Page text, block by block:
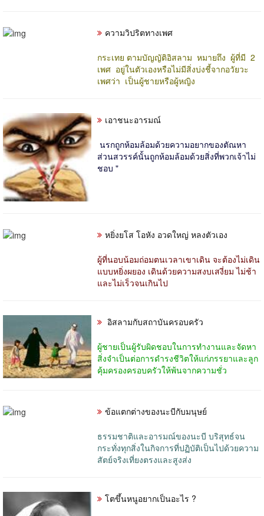
ความวิปริตทางเพศ
กระเทย ตามบัญญัติอิสลาม หมายถึง ผู้ที่มี 2
เพศ อยู่ในตัวเองหรือไม่มีสิ่งบ่งชี้จากอวัยวะ
เพศว่า เป็นผู้ชายหรือผู้หญิง
เอาชนะอารมณ์
นรกถูกห้อมล้อมด้วยความอยากของตัณหา
ส่วนสวรรค์นั้นถูกห้อมล้อมด้วยสิ่งที่พวกเจ้าไม่
ชอบ "
หยิ่งยโส โอหัง อวดใหญ่ หลงตัวเอง
ผู้ที่นอบน้อมถ่อมตนเวลาเขาเดิน จะต้องไม่เดิน
แบบหยิ่งผยอง เดินด้วยความสงบเสงี่ยม ไม่ช้า
และไม่เร็วจนเกินไป
อิสลามกับสถาบันครอบครัว
ผู้ชายเป็นผู้รับผิดชอบในการทำงานและจัดหา
สิ่งจำเป็นต่อการดำรงชีวิตให้แก่ภรรยาและลูก
คุ้มครองครอบครัวให้พ้นจากความชั่ว
ข้อแตกต่างของนะบีกับมนุษย์
ธรรมชาติและอารมณ์ของนะบี บริสุทธ์จน
กระทั่งทุกสิ่งในกิจการที่ปฏิบัติเป็นไปด้วยความ
สัตย์จริงเที่ยงตรงและสูงส่ง
โตขึ้นหนูอยากเป็นอะไร ?